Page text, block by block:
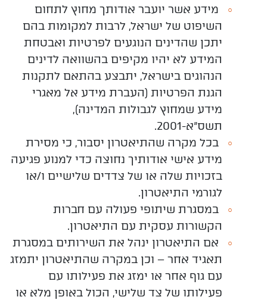
מידע אשר יועבר אודותך מחוץ לתחום
השיפוט של ישראל, לרבות למקומות בהם
יתכן שהדינים הנוגעים לפרטיות ואבטחת
המידע לא יהיו מקיפים בהשוואה לדינים
הנהוגים בישראל, יתבצע בהתאם לתקנות
הגנת הפרטיות (העברת מידע אל מאגרי
מידע שמחוץ לגבולות המדינה),
תשס"א-2001.
בכל מקרה שהתיאטרון יסבור, כי מסירת
מידע אישי אודותיך נחוצה כדי למנוע פגיעה
בזכויות שלה או של צדדים שלישיים ו/או
לגורמי התיאטרון.
במסגרת שיתופי פעולה עם חברות
הקשורות עסקית עם התיאטרון.
אם התיאטרון ינהל את השירותים במסגרת
תאגיד אחר – וכן במקרה שהתיאטרון יתמזג
עם גוף אחר או ימזג את פעילותו עם
פעילותו של צד שלישי, הכול באופן מלא או